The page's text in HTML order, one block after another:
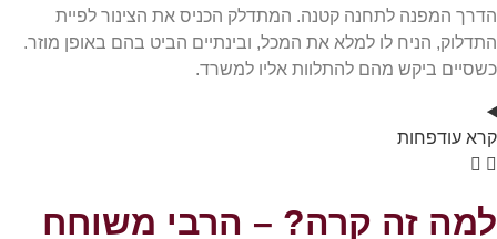
הדרך המפנה לתחנה קטנה. המתדלק הכניס את הצינור לפיית
התדלוק, הניח לו למלא את המכל, ובינתיים הביט בהם באופן מוזר.
כשסיים ביקש מהם להתלוות אליו למשרד.
קרא עודפחות
למה זה קרה? – הרבי משוחח